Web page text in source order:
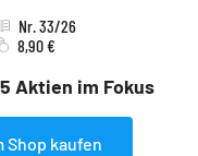
Aktien im Fokus
Nr. 33/26
8,90 €
Shop kaufen